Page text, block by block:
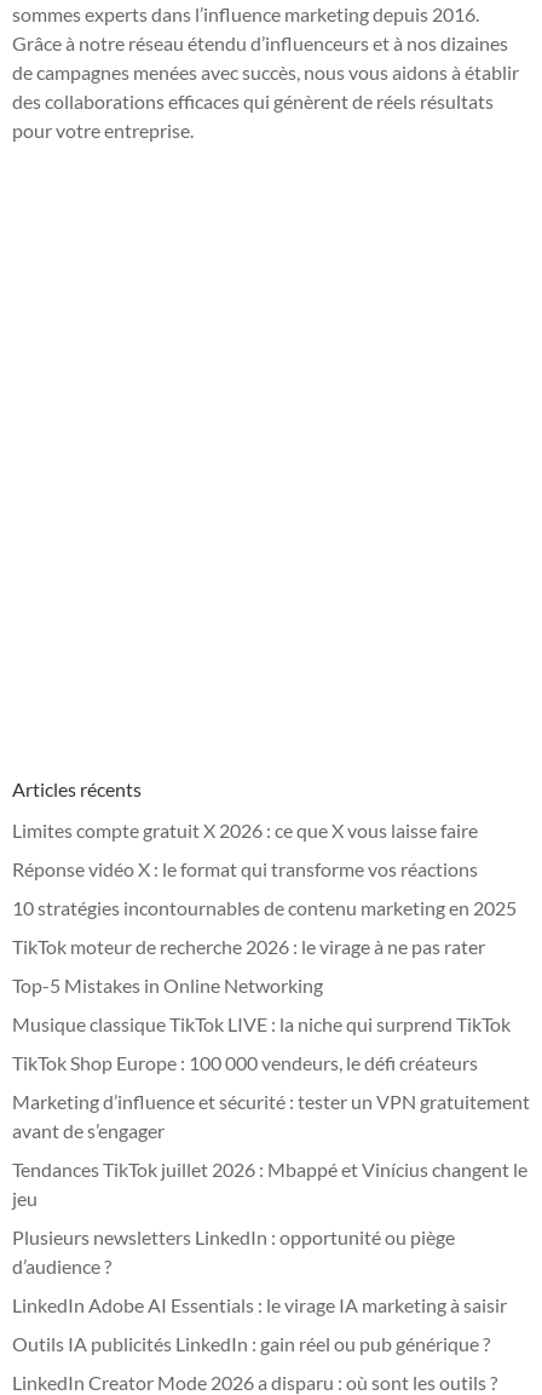
sommes experts dans l’influence marketing depuis 2016.
Grâce à notre réseau étendu d’influenceurs et à nos dizaines
de campagnes menées avec succès, nous vous aidons à établir
des collaborations efficaces qui génèrent de réels résultats
pour votre entreprise.
Articles récents
Limites compte gratuit X 2026 : ce que X vous laisse faire
Réponse vidéo X : le format qui transforme vos réactions
10 stratégies incontournables de contenu marketing en 2025
TikTok moteur de recherche 2026 : le virage à ne pas rater
Top-5 Mistakes in Online Networking
Musique classique TikTok LIVE : la niche qui surprend TikTok
TikTok Shop Europe : 100 000 vendeurs, le défi créateurs
Marketing d’influence et sécurité : tester un VPN gratuitement
avant de s’engager
Tendances TikTok juillet 2026 : Mbappé et Vinícius changent le
jeu
Plusieurs newsletters LinkedIn : opportunité ou piège
d’audience ?
LinkedIn Adobe AI Essentials : le virage IA marketing à saisir
Outils IA publicités LinkedIn : gain réel ou pub générique ?
LinkedIn Creator Mode 2026 a disparu : où sont les outils ?